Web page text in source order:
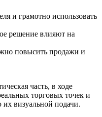
и грамотно использовать
решение влияют на
повысить продажи и
часть, в ходе
торговых точек и
визуальной подачи.